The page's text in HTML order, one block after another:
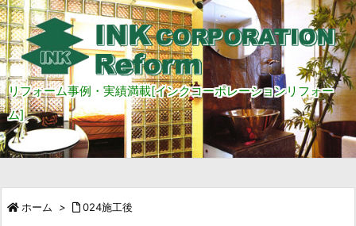
リフォーム事例・実績満載[インクコーポレーションリフォー
ム]
ホーム > 024施工後